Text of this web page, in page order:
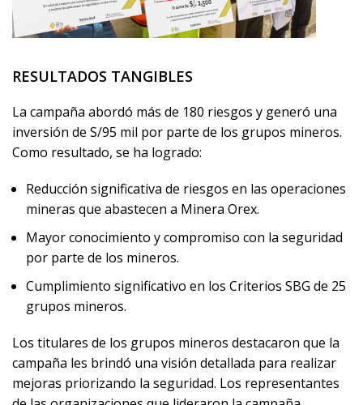
RESULTADOS TANGIBLES
La campaña abordó más de 180 riesgos y generó una
inversión de S/95 mil por parte de los grupos mineros.
Como resultado, se ha logrado:
Reducción significativa de riesgos en las operaciones
mineras que abastecen a Minera Orex.
Mayor conocimiento y compromiso con la seguridad
por parte de los mineros.
Cumplimiento significativo en los Criterios SBG de 25
grupos mineros.
Los titulares de los grupos mineros destacaron que la
campaña les brindó una visión detallada para realizar
mejoras priorizando la seguridad. Los representantes